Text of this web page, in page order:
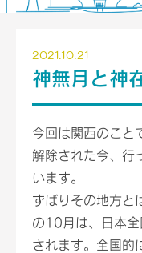
2021.10.21
神無月と神
今回は関西のこと
解除された今、行
います。
ずばりその地方と
の10月は、日本
されます。全国的